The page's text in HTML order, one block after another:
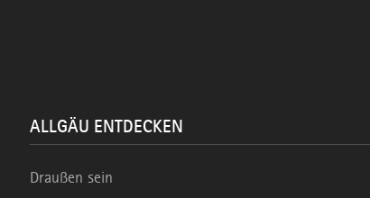
ALLGÄU ENTDECKEN
Draußen sein